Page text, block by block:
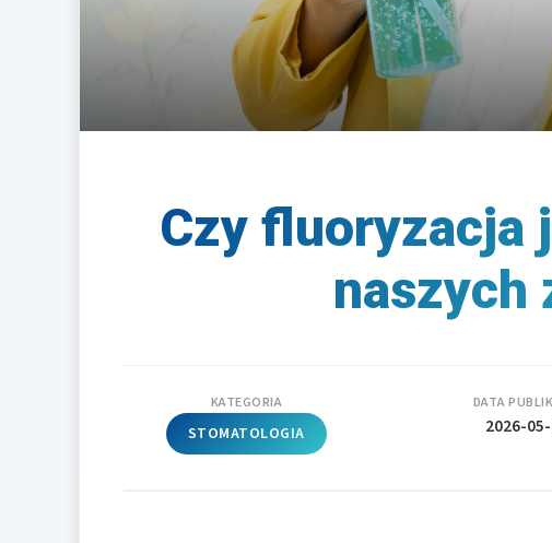
Czy fluoryzacja
naszych
KATEGORIA
STOMATOLOGIA
DATA
2026-